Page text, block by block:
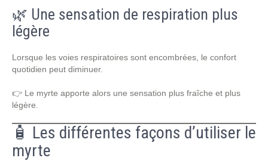
🌿 Une sensation de respiration plus
légère
Lorsque les voies respiratoires sont encombrées, le confort
quotidien peut diminuer.
👉 Le myrte apporte alors une sensation plus fraîche et plus
légère.
🧴 Les différentes façons d’utiliser le
myrte